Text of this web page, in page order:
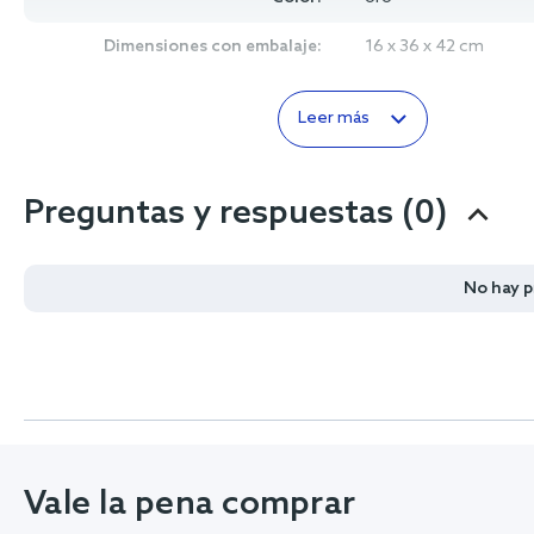
Dimensiones con embalaje: 16 x 36 x 42 cm
Leer más
Preguntas y respuestas (0)
No hay
Vale la pena comprar